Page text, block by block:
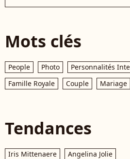
Mots clés
People Photo Personnalités
Famille Royale
Couple Mariage
Tendances
Iris Mittenaere
Angelina Jolie